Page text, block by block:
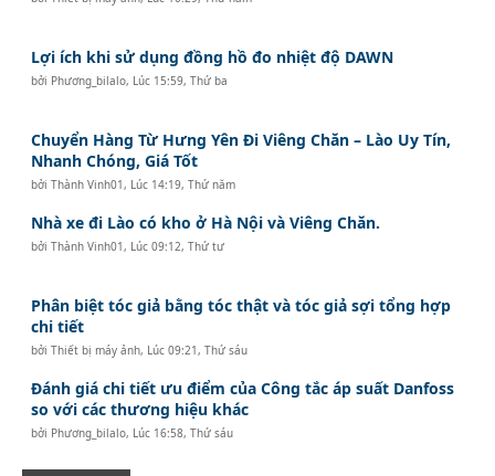
Lợi ích khi sử dụng đồng hồ đo nhiệt độ DAWN
bởi Phương_bilalo, Lúc 15:59, Thứ ba
Chuyển Hàng Từ Hưng Yên Đi Viêng Chăn – Lào Uy Tín,
Nhanh Chóng, Giá Tốt
bởiThành Vinh01, Lúc 14:19, Thứ năm
Nhà xe đi Lào có kho ở Hà Nội và Viêng Chăn.
bởiThành Vinh01, Lúc 09:12, Thứ tư
Phân biệt tóc giả bằng tóc thật và tóc giả sợi tổng hợp
chi tiết
bởiThiết bị máy ảnh, Lúc 09:21, Thứ sáu
Đánh giá chi tiết ưu điểm của Công tắc áp suất Danfoss
so với các thương hiệu khác
bởi Phương_bilalo, Lúc 16:58, Thứ sáu